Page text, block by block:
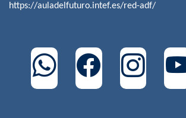
https://auladelfuturo.intef.es/red-adf/